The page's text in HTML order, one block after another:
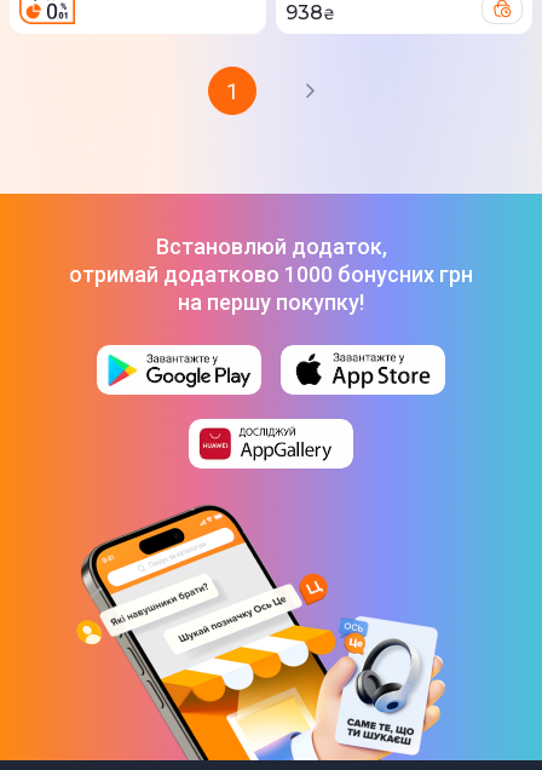
938₴
1
Встановлюй додаток,
отримай додатково 1000 бонусних грн
на першу покупку!